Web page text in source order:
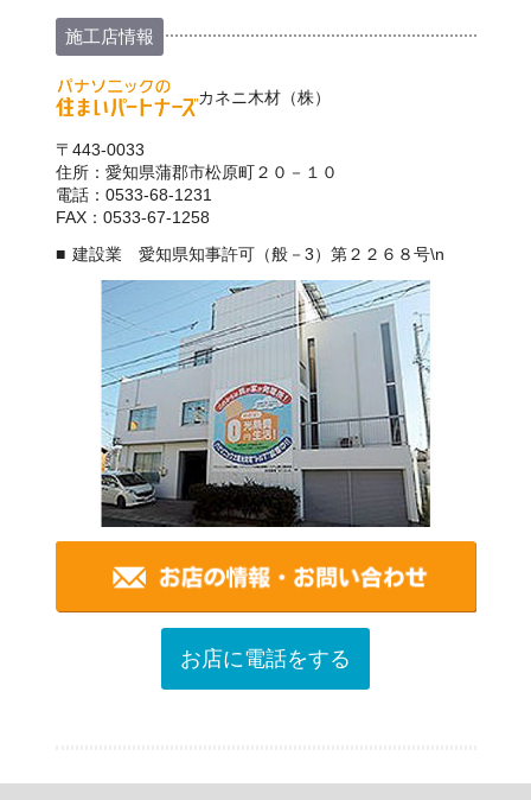
施工店情報
カネニ木材（株）
〒443-0033
住所：愛知県蒲郡市松原町２０－１０
電話：0533-68-1231
FAX：0533-67-1258
建設業 愛知県知事許可（般－3）第２２６８号\n
お店に電話をする